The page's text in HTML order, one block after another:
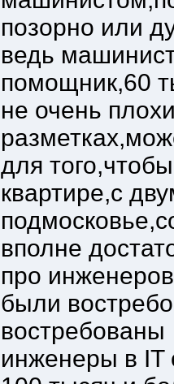
позорно или
ведь
помощник,60
не очень
для
квартире,с
вполне
про
были
востребованы
инженеры в IT